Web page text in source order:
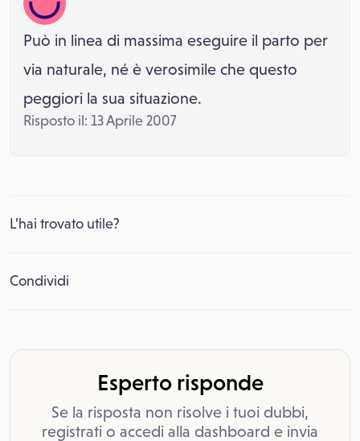
Può in linea di massima eseguire il parto per
via naturale, né è verosimile che questo
peggiori la sua situazione.
Risposto il: 13 Aprile 2007
L’hai trovato utile?
Condividi
Esperto risponde
Se la risposta non risolve i tuoi dubbi,
registrati o accedi alla dashboard e invia